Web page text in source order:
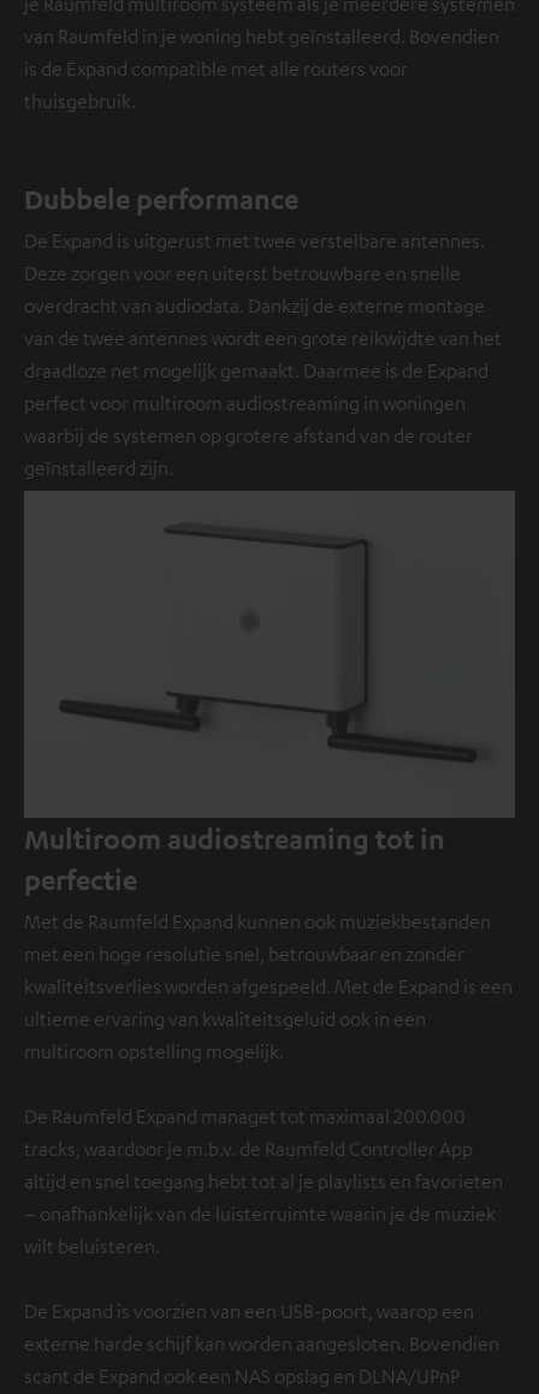
van Raumfeld in je woning hebt geïnstalleerd. Bovendien
is de Expand compatible met alle routers voor
thuisgebruik.
Dubbele performance
De Expand is uitgerust met twee verstelbare antennes.
Deze zorgen voor een uiterst betrouwbare en snelle
overdracht van audiodata. Dankzij de externe montage
van de twee antennes wordt een grote reikwijdte van het
draadloze net mogelijk gemaakt. Daarmee is de Expand
perfect voor multiroom audiostreaming in woningen
waarbij de systemen op grotere afstand van de router
geïnstalleerd zijn.
Multiroom audiostreaming tot in
perfectie
Met de Raumfeld Expand kunnen ook muziekbestanden
met een hoge resolutie snel, betrouwbaar en zonder
kwaliteitsverlies worden afgespeeld. Met de Expand is een
ultieme ervaring van kwaliteitsgeluid ook in een
multiroom opstelling mogelijk.
De Raumfeld Expand managet tot maximaal 200.000
tracks, waardoor je m.b.v. de Raumfeld Controller App
altijd en snel toegang hebt tot al je playlists en favorieten
– onafhankelijk van de luisterruimte waarin je de muziek
wilt beluisteren.
De Expand is voorzien van een USB-poort, waarop een
externe harde schijf kan worden aangesloten. Bovendien
scant de Expand ook een NAS opslag en DLNA/UPnP